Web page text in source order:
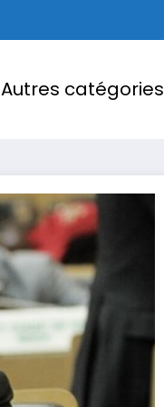
Autres catégories